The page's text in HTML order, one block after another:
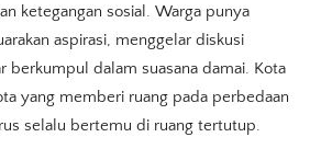
ketegangan sosial. Warga punya
aspirasi, menggelar diskusi
berkumpul dalam suasana damai. Kota
yang memberi ruang pada perbedaan
selalu bertemu di ruang tertutup.